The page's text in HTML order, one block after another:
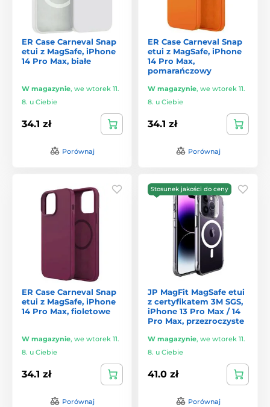
ER Case Carneval Snap
etui z MagSafe, iPhone
14 Pro Max, białe
W magazynie, we wtorek 11.
8. u Ciebie
34.1 zł
Porównaj
ER Case Carneval Snap
etui z MagSafe, iPhone
14 Pro Max,
pomarańczowy
W magazynie, we wtorek 11.
8. u Ciebie
34.1 zł
Porównaj
ER Case Carneval Snap
etui z MagSafe, iPhone
14 Pro Max, fioletowe
W magazynie, we wtorek 11.
8. u Ciebie
34.1 zł
Porównaj
Stosunek jakości do ceny
JP MagFit MagSafe etui
z certyfikatem 3M SGS,
iPhone 13 Pro Max / 14
Pro Max, przezroczyste
W magazynie, we wtorek 11.
8. u Ciebie
41.0 zł
Porównaj